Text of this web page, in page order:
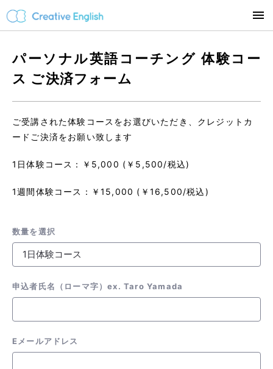
パーソナル英語コーチング 体験コー
ス ご決済フォーム
ご受講された体験コースをお選びいただき、クレジットカ
ードご決済をお願い致します
1日体験コース：￥5,000 (￥5,500/税込)
1週間体験コース：￥15,000 (￥16,500/税込)
数量を選択
申込者氏名（ローマ字）ex. Taro Yamada
Eメールアドレス